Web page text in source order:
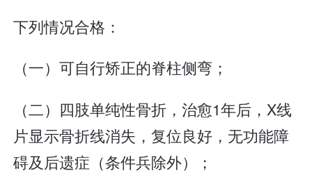
下列情况合格：
（一）可自行矫正的脊柱侧弯；
（二）四肢单纯性骨折，治愈1年后，X线
片显示骨折线消失，复位良好，无功能障
碍及后遗症（条件兵除外）；